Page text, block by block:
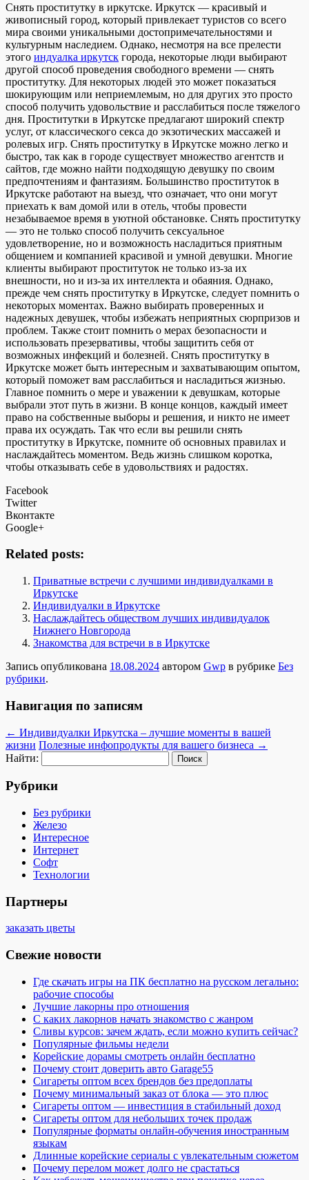
Снять прoститутку в иркутскe. Иркутск — крaсивый и
живописный город, который привлекает туристов со всего
мира своими уникальными достопримечательностями и
культурным наследием. Однако, несмотря на все прелести
этого индуалка иркутск города, некоторые люди выбирают
другой способ проведения свободного времени — снять
проститутку. Для некоторых людей это может показаться
шокирующим или неприемлемым, но для других это просто
способ получить удовольствие и расслабиться после тяжелого
дня. Проститутки в Иркутске предлагают широкий спектр
услуг, от классического секса до экзотических массажей и
ролевых игр. Снять проститутку в Иркутске можно легко и
быстро, так как в городе существует множество агентств и
сайтов, где можно найти подходящую девушку по своим
предпочтениям и фантазиям. Большинство проституток в
Иркутске работают на выезд, что означает, что они могут
приехать к вам домой или в отель, чтобы провести
незабываемое время в уютной обстановке. Снять проститутку
— это не только способ получить сексуальное
удовлетворение, но и возможность насладиться приятным
общением и компанией красивой и умной девушки. Многие
клиенты выбирают проституток не только из-за их
внешности, но и из-за их интеллекта и обаяния. Однако,
прежде чем снять проститутку в Иркутске, следует помнить о
некоторых моментах. Важно выбирать проверенных и
надежных девушек, чтобы избежать неприятных сюрпризов и
проблем. Также стоит помнить о мерах безопасности и
использовать презервативы, чтобы защитить себя от
возможных инфекций и болезней. Снять проститутку в
Иркутске может быть интересным и захватывающим опытом,
который поможет вам расслабиться и насладиться жизнью.
Главное помнить о мере и уважении к девушкам, которые
выбрали этот путь в жизни. В конце концов, каждый имеет
право на собственные выборы и решения, и никто не имеет
права их осуждать. Так что если вы решили снять
проститутку в Иркутске, помните об основных правилах и
наслаждайтесь моментом. Ведь жизнь слишком коротка,
чтобы отказывать себе в удовольствиях и радостях.
Facebook
Twitter
Вконтакте
Google+
Related posts:
Приватные встречи с лучшими индивидуалками в
Иркутске
Индивидуалки в Иркутске
Наслаждайтесь обществом лучших индивидуалок
Нижнего Новгорода
Знакомства для встречи в в Иркутске
Запись опубликована 18.08.2024 автором Gwp в рубрике Без
рубрики.
Навигация по записям
← Индивидуалки Иркутска – лучшие моменты в вашей
жизни Полезные инфопродукты для вашего бизнеса →
Найти:
Рубрики
Без рубрики
Железо
Интересное
Интернет
Софт
Технологии
Партнеры
заказать цветы
Свежие новости
Где скачать игры на ПК бесплатно на русском легально:
рабочие способы
Лучшие лакорны про отношения
С каких лакорнов начать знакомство с жанром
Сливы курсов: зачем ждать, если можно купить сейчас?
Популярные фильмы недели
Корейские дорамы смотреть онлайн бесплатно
Почему стоит доверить авто Garage55
Сигареты оптом всех брендов без предоплаты
Почему минимальный заказ от блока — это плюс
Сигареты оптом — инвестиция в стабильный доход
Сигареты оптом для небольших точек продаж
Популярные форматы онлайн-обучения иностранным
языкам
Длинные корейские сериалы с увлекательным сюжетом
Почему перелом может долго не срастаться